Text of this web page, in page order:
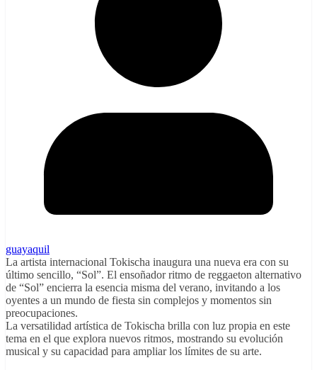
guayaquil
La artista internacional Tokischa inaugura una nueva era con su
último sencillo, “Sol”. El ensoñador ritmo de reggaeton alternativo
de “Sol” encierra la esencia misma del verano, invitando a los
oyentes a un mundo de fiesta sin complejos y momentos sin
preocupaciones.
La versatilidad artística de Tokischa brilla con luz propia en este
tema en el que explora nuevos ritmos, mostrando su evolución
musical y su capacidad para ampliar los límites de su arte.